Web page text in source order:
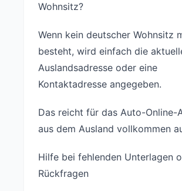
Wohnsitz?
Wenn kein deutscher Wohnsitz
besteht, wird einfach die
Auslandsadresse oder eine
Kontaktadresse angegeben.
Das reicht für das Auto-Online-
aus dem Ausland vollkommen
Hilfe bei fehlenden Unterlagen
Rückfragen